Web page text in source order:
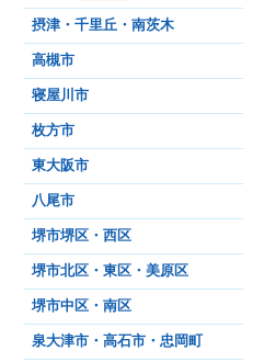
摂津・千里丘・南茨木
高槻市
寝屋川市
枚方市
東大阪市
八尾市
堺市堺区・西区
堺市北区・東区・美原区
堺市中区・南区
泉大津市・高石市・忠岡町